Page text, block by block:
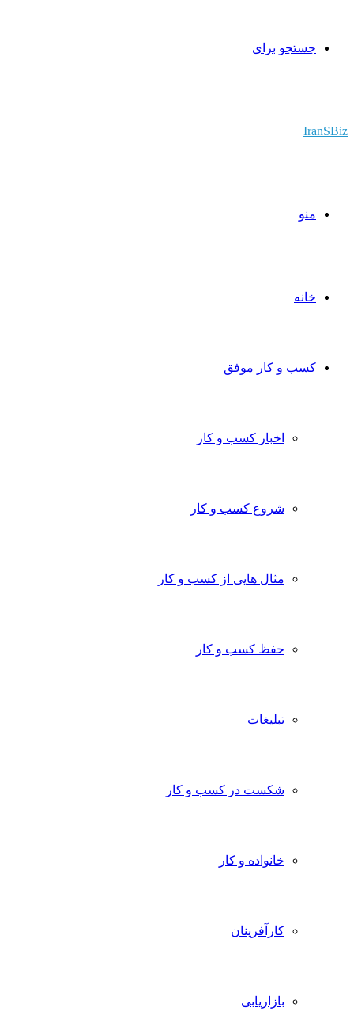
جستجو برای
IranSBiz
منو
خانه
کسب و کار موفق
اخبار کسب و کار
شروع کسب و کار
مثال هایی از کسب و کار
حفظ کسب و کار
تبلیغات
شکست در کسب و کار
خانواده و کار
کارآفرینان
بازاریابی